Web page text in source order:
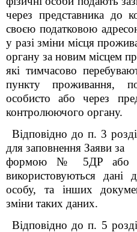
через представника до
своєю податковою
у разі зміни місця
органу за новим місцем
які тимчасово
пункту проживання,
особисто або через
контролюючого органу.
Відповідно до п. 3
для заповнення Заяви за
формою № 5ДР
використовуються дані
особу, та інших
зміни таких даних.
Відповідно до п. 5